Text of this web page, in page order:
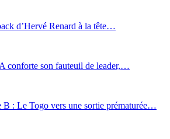
d’Hervé Renard à la tête…
conforte son fauteuil de leader,…
: Le Togo vers une sortie prématurée…